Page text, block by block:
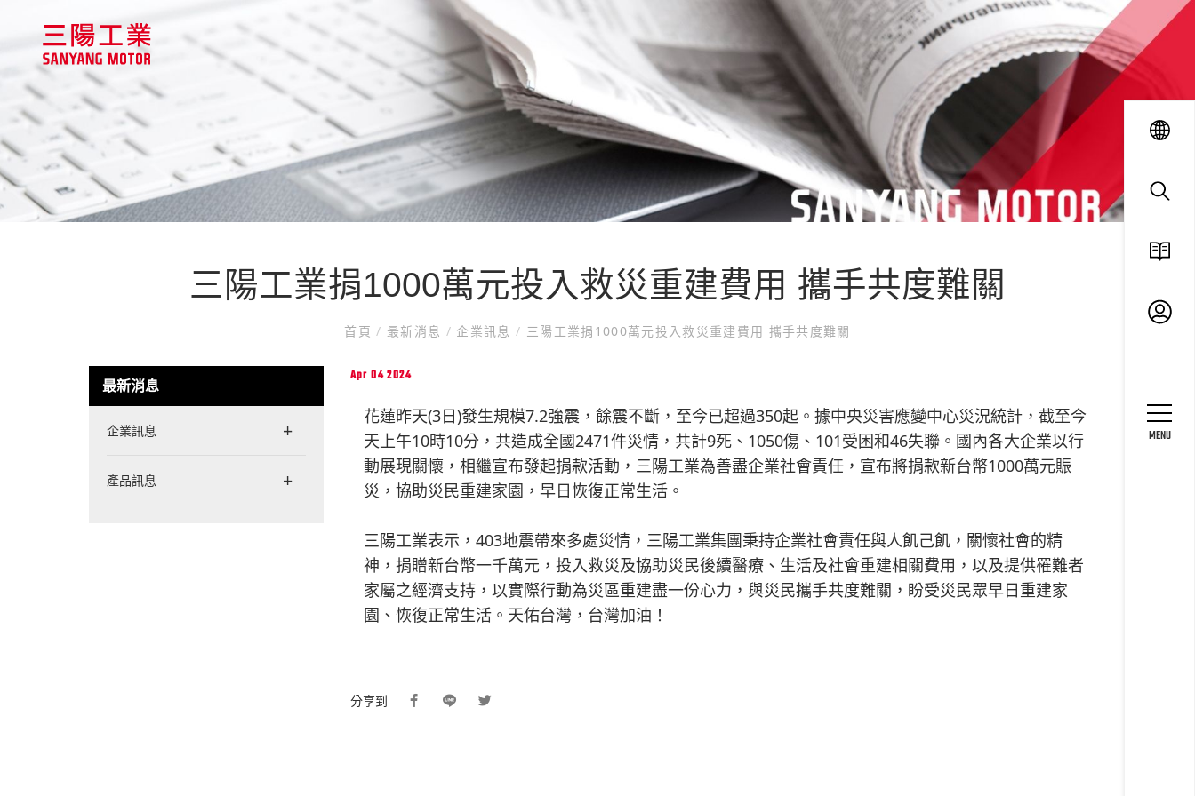
language
search
ESG
MENU
三陽工業捐1000萬元投入救災重建費用 攜手共度難關
首頁/ 最新消息 / 企業訊息/ 三陽工業捐1000萬元投入救災重建費用 攜手共度難關
最新消息
企業訊息
產品訊息
Apr 04 2024
花蓮昨天(3日)發生規模7.2強震，餘震不斷，至今已超過350起。據中央災害應變中心災況統計，截至今
天上午10時10分，共造成全國2471件災情，共計9死、1050傷、101受困和46失聯。國內各大企業以行
動展現關懷，相繼宣布發起捐款活動，三陽工業為善盡企業社會責任，宣布將捐款新台幣1000萬元賑
災，協助災民重建家園，早日恢復正常生活。
三陽工業表示，403地震帶來多處災情，三陽工業集團秉持企業社會責任與人飢己飢，關懷社會的精
神，捐贈新台幣一千萬元，投入救災及協助災民後續醫療、生活及社會重建相關費用，以及提供罹難者
家屬之經濟支持，以實際行動為災區重建盡一份心力，與災民攜手共度難關，盼受災民眾早日重建家
園、恢復正常生活。天佑台灣，台灣加油！
分享到